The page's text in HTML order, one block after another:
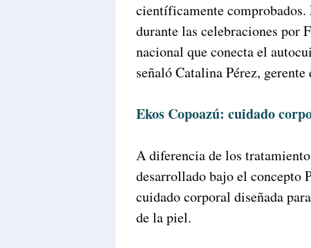
científicamente
durante las celebraciones por
nacional que conecta el
señaló Catalina Pérez,
Ekos Copoazú: cuidado
A diferencia de los
desarrollado bajo el concepto
cuidado corporal diseñada
de la piel.